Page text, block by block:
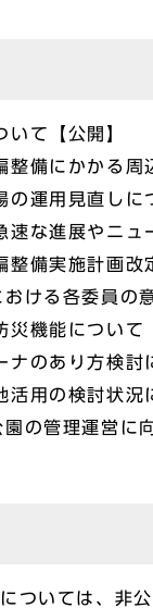
いて【公開】
整備にかかる
の運用見直しに
速な進展やニ
整備実施計画改
ける各委員の
災機能について
ナのあり方検討
活用の検討状況
の管理運営に
ついては、非